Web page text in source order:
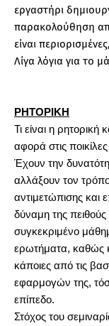
εργαστήρι
παρακολούθηση
είναι
Λίγα λόγια για το
ΡΗΤΟΡΙΚΗ
Τι είναι η ρητορική
αφορά στις
Έχουν την
αλλάξουν τον
αντιμετώπισης
δύναμη της πειθούς
συγκεκριμένο
ερωτήματα, καθώς
κάποιες από τις
εφαρμογών της,
επίπεδο.
Στόχος του